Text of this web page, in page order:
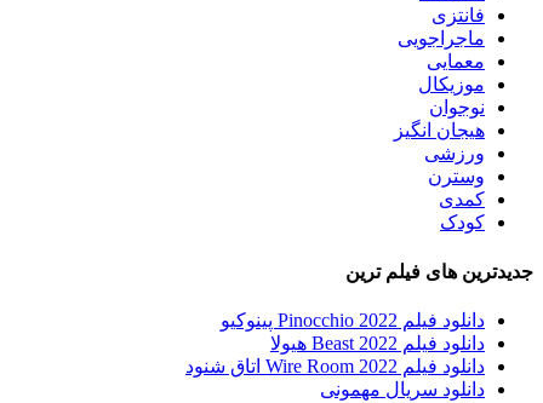
فانتزی
ماجراجویی
معمایی
موزیکال
نوجوان
هیجان انگیز
ورزشی
وسترن
کمدی
کودک
جدیدترین های فیلم ترین
دانلود فیلم Pinocchio 2022 پینوکیو
دانلود فیلم Beast 2022 هیولا
دانلود فیلم Wire Room 2022 اتاق شنود
دانلود سریال مهمونی